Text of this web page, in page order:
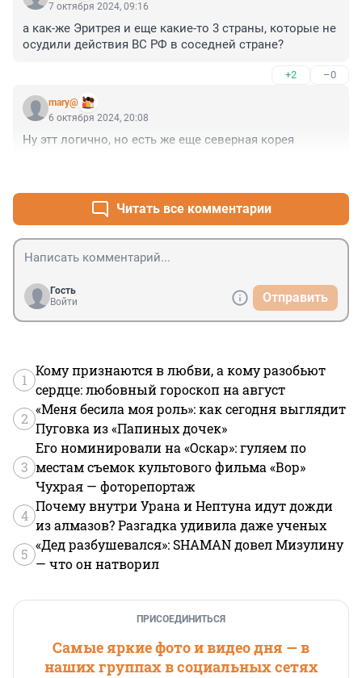
7 октября 2024, 09:16
а как-же Эритрея и еще какие-то 3 страны, которые не
осудили действия ВС РФ в соседней стране?
+2 –0
mary@
6 октября 2024, 20:08
Ну этт логично, но есть же еще северная корея
Читать все комментарии
Гость
Войти
Отправить
1
Кому признаются в любви, а кому разобьют
сердце: любовный гороскоп на август
2
«Меня бесила моя роль»: как сегодня выглядит
Пуговка из «Папиных дочек»
3
Его номинировали на «Оскар»: гуляем по
местам съемок культового фильма «Вор»
Чухрая — фоторепортаж
4
Почему внутри Урана и Нептуна идут дожди
из алмазов? Разгадка удивила даже ученых
5
«Дед разбушевался»: SHAMAN довел Мизулину
— что он натворил
ПРИСОЕДИНИТЬСЯ
Самые яркие фото и видео дня — в
наших группах в социальных сетях